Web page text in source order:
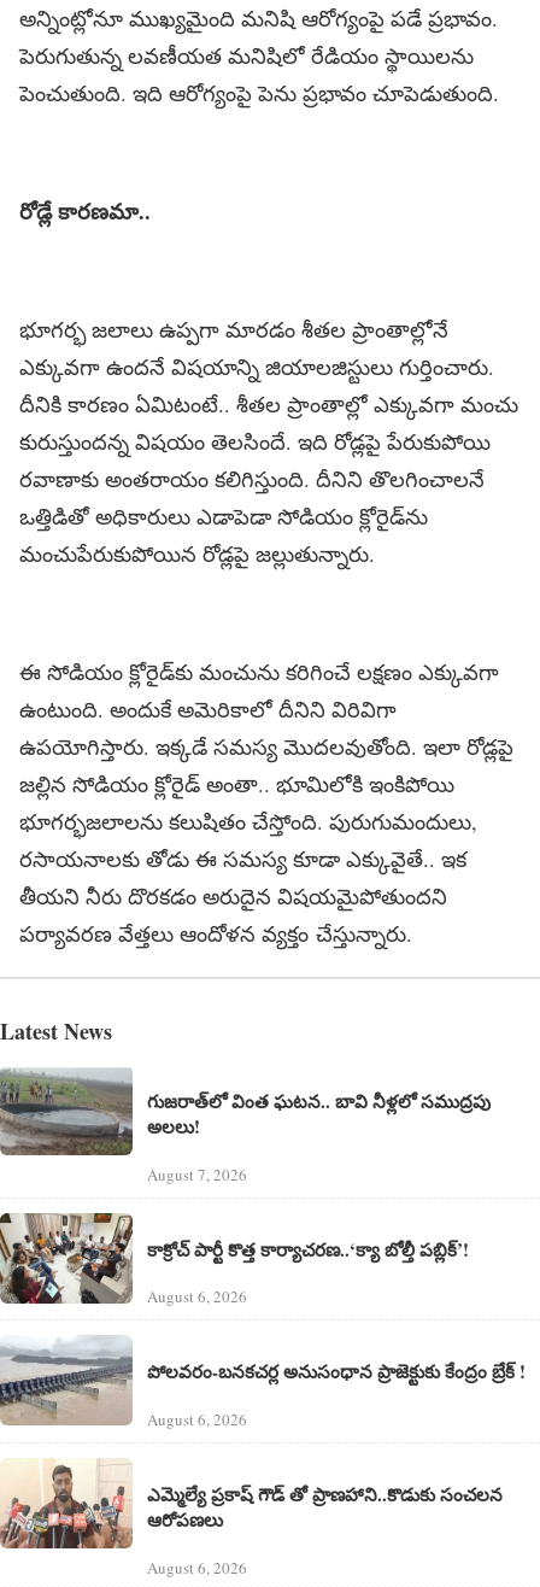
అన్నింట్లోనూ ముఖ్య‌మైంది మ‌నిషి ఆరోగ్యంపై ప‌డే ప్ర‌భావం.
పెరుగుతున్న ల‌వ‌ణీయ‌త మ‌నిషిలో రేడియం స్థాయిల‌ను
పెంచుతుంది. ఇది ఆరోగ్యంపై పెను ప్ర‌భావం చూపెడుతుంది.
రోడ్లే కార‌ణ‌మా..
భూగ‌ర్భ జ‌లాలు ఉప్ప‌గా మార‌డం శీత‌ల ప్రాంతాల్లోనే
ఎక్కువ‌గా ఉంద‌నే విష‌యాన్ని జియాల‌జిస్టులు గుర్తించారు.
దీనికి కార‌ణం ఏమిటంటే.. శీత‌ల ప్రాంతాల్లో ఎక్కువ‌గా మంచు
కురుస్తుంద‌న్న విష‌యం తెల‌సిందే. ఇది రోడ్ల‌పై పేరుకుపోయి
ర‌వాణాకు అంత‌రాయం క‌లిగిస్తుంది. దీనిని తొల‌గించాల‌నే
ఒత్తిడితో అధికారులు ఎడాపెడా సోడియం క్లోరైడ్‌ను
మంచుపేరుకుపోయిన రోడ్ల‌పై జ‌ల్లుతున్నారు.
ఈ సోడియం క్లోరైడ్‌కు మంచును క‌రిగించే ల‌క్ష‌ణం ఎక్కువ‌గా
ఉంటుంది. అందుకే అమెరికాలో దీనిని విరివిగా
ఉప‌యోగిస్తారు. ఇక్క‌డే స‌మ‌స్య మొద‌లవుతోంది. ఇలా రోడ్ల‌పై
జ‌ల్లిన సోడియం క్లోరైడ్ అంతా.. భూమిలోకి ఇంకిపోయి
భూగ‌ర్భ‌జ‌లాల‌ను క‌లుషితం చేస్తోంది. పురుగుమందులు,
ర‌సాయ‌నాల‌కు తోడు ఈ స‌మ‌స్య కూడా ఎక్కువైతే.. ఇక
తీయ‌ని నీరు దొర‌క‌డం అరుదైన విష‌య‌మైపోతుంద‌ని
ప‌ర్యావ‌ర‌ణ వేత్త‌లు ఆందోళ‌న వ్య‌క్తం చేస్తున్నారు.
Latest News
గుజరాత్‌లో వింత ఘటన.. బావి నీళ్లలో సముద్రపు
అలలు!
August 7, 2026
కాక్రోచ్ పార్టీ కొత్త కార్యాచరణ..‘క్యా బోల్తీ పబ్లిక్’!
August 6, 2026
పోలవరం-బనకచర్ల అనుసంధాన ప్రాజెక్టుకు కేంద్రం బ్రేక్ !
August 6, 2026
ఎమ్మెల్యే ప్రకాష్ గౌడ్ తో ప్రాణహాని..కొడుకు సంచలన
ఆరోపణలు
August 6, 2026